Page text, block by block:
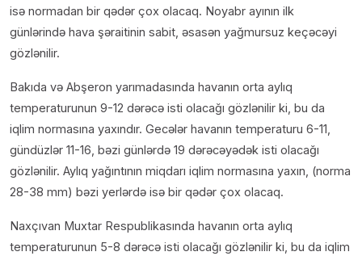
isə normadan bir qədər çox olacaq. Noyabr ayının ilk
günlərində hava şəraitinin sabit, əsasən yağmursuz keçəcəyi
gözlənilir.
Bakıda və Abşeron yarımadasında havanın orta aylıq
temperaturunun 9-12 dərəcə isti olacağı gözlənilir ki, bu da
iqlim normasına yaxındır. Gecələr havanın temperaturu 6-11,
gündüzlər 11-16, bəzi günlərdə 19 dərəcəyədək isti olacağı
gözlənilir. Aylıq yağıntının miqdarı iqlim normasına yaxın, (norma
28-38 mm) bəzi yerlərdə isə bir qədər çox olacaq.
Naxçıvan Muxtar Respublikasında havanın orta aylıq
temperaturunun 5-8 dərəcə isti olacağı gözlənilir ki, bu da iqlim